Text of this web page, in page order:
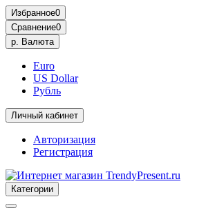
Избранное0
Сравнение0
р. Валюта
Euro
US Dollar
Рубль
Личный кабинет
Авторизация
Регистрация
Категории